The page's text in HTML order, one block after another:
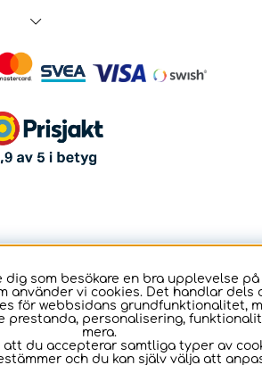
dig som besökare en bra upplevelse på
använder vi cookies. Det handlar dels
för webbsidans grundfunktionalitet,
prestanda, personalisering,
mera.
att du accepterar samtliga typer av
och du kan själv välja att